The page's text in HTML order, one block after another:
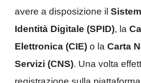
avere a disposizione il
Identità Digitale (SPID), la
Elettronica (CIE) o la Carta
Servizi (CNS). Una volta